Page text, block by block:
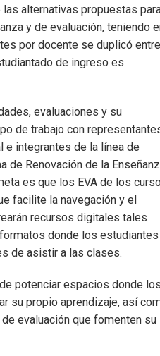
alternativas propuestas
y de evaluación, teniendo
por docente se duplicó entre
de ingreso es
evaluaciones y su
de trabajo con
e integrantes de la línea de
de Renovación de la
es que los EVA de los
facilite la navegación y el
recursos digitales tales
donde los estudiantes
de asistir a las clases.
potenciar espacios donde
su propio aprendizaje, así
evaluación que fomenten su